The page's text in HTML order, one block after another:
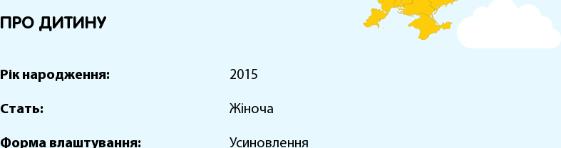
ПРО ДИТИНУ
Рік народження: 2015
Стать: Жіноча
Форма влаштування:
Усиновлення